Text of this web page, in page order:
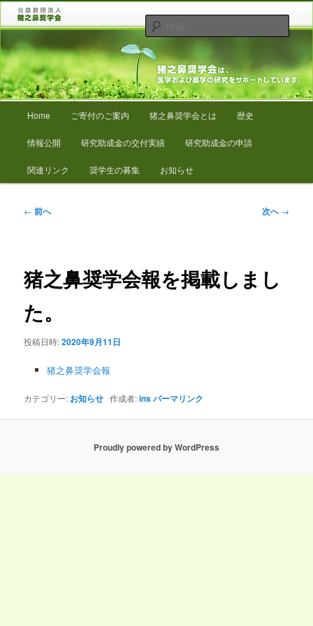
イ
コ
ン
テ
ン
猪之鼻奨学会
猪之鼻奨学会は、医学および薬学の研究をサポートしています。
検
索
ュ
Home ご寄付のご案内 猪之鼻奨学会とは 歴史
情報公開 研究助成金の交付実績 研究助成金の申請
関連リンク 奨学生の募集 お知らせ
投
ゲ
ー
ョ
ン
← 前へ 次へ→
猪之鼻奨学会報を掲載しまし
た。
投稿日時:2020年9月11日
猪之鼻奨学会報
カテゴリー: お知らせ 作成者:insパーマリンク
Proudly powered by WordPress